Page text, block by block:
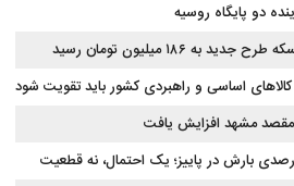
دو پایگاه روسیه
۱۸۶ میلیون تومان رسید
اساسی و راهبردی کشور باید تقویت شود
مقصد مشهد افزایش یافت